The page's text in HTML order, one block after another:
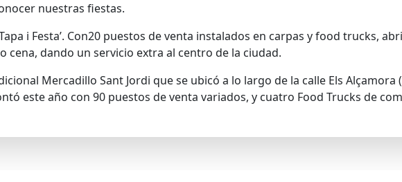
nuestras fiestas.
i Festa’. Con20 puestos de venta instalados en carpas y food trucks,
cena, dando un servicio extra al centro de la ciudad.
Mercadillo Sant Jordi que se ubicó a lo largo de la calle Els Alçamora
este año con 90 puestos de venta variados, y cuatro Food Trucks de